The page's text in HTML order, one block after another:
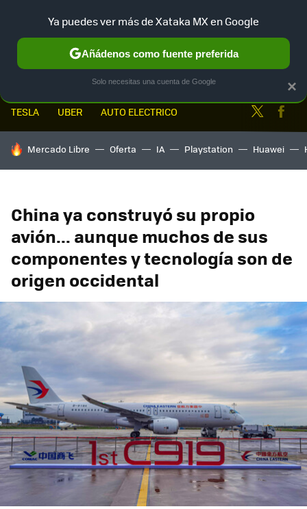
TESLA UBER AUTO ELECTRICO Twitter
HOY SE HABLA DE
Mercado Libre Oferta IA Playstation Huawei
China ya construyó su propio
avión... aunque muchos de sus
componentes y tecnología son de
origen occidental
×
Ya puedes ver más de Xataka MX en Google
Añádenos como fuente preferida
Solo necesitas una cuenta de Google